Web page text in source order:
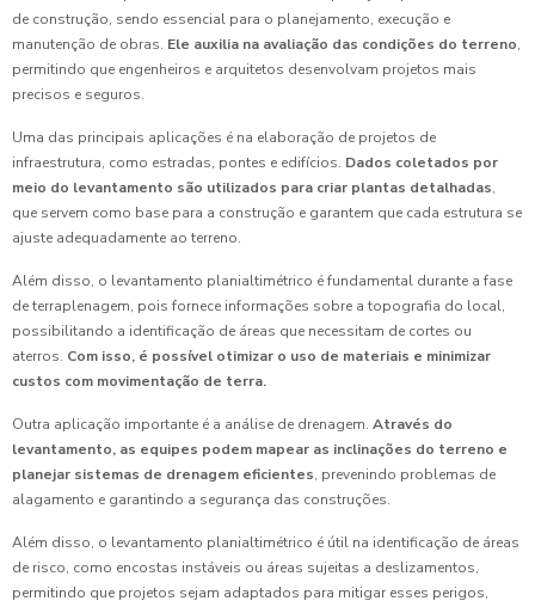
de construção, sendo essencial para o planejamento, execução e
manutenção de obras. Ele auxilia na avaliação das condições do terreno,
permitindo que engenheiros e arquitetos desenvolvam projetos mais
precisos e seguros.
Uma das principais aplicações é na elaboração de projetos de
infraestrutura, como estradas, pontes e edifícios. Dados coletados por
meio do levantamento são utilizados para criar plantas detalhadas,
que servem como base para a construção e garantem que cada estrutura se
ajuste adequadamente ao terreno.
Além disso, o levantamento planialtimétrico é fundamental durante a fase
de terraplenagem, pois fornece informações sobre a topografia do local,
possibilitando a identificação de áreas que necessitam de cortes ou
aterros. Com isso, é possível otimizar o uso de materiais e minimizar
custos com movimentação de terra.
Outra aplicação importante é a análise de drenagem. Através do
levantamento, as equipes podem mapear as inclinações do terreno e
planejar sistemas de drenagem eficientes, prevenindo problemas de
alagamento e garantindo a segurança das construções.
Além disso, o levantamento planialtimétrico é útil na identificação de áreas
de risco, como encostas instáveis ou áreas sujeitas a deslizamentos,
permitindo que projetos sejam adaptados para mitigar esses perigos,